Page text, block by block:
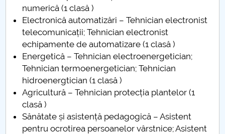
Raportul Conducerii Centrului Universitar Pitești
privind implementarea Planului Operațional 2020-
2024
Parteneri CUP
Centrul de Consiliere și Orientare în Carieră
Chestionar angajabilitate ALUMNI – UPB
numerică (1 clasă )
Electronică automatizări – Tehnician electronist
telecomunicații; Tehnician electronist
echipamente de automatizare (1 clasă )
Energetică – Tehnician electroenergetician;
Tehnician termoenergetician; Tehnician
hidroenergtician (1 clasă )
Agricultură – Tehnician protecția plantelor (1
clasă )
Sănătate și asistență pedagogică – Asistent
pentru ocrotirea persoanelor vârstnice; Asistent